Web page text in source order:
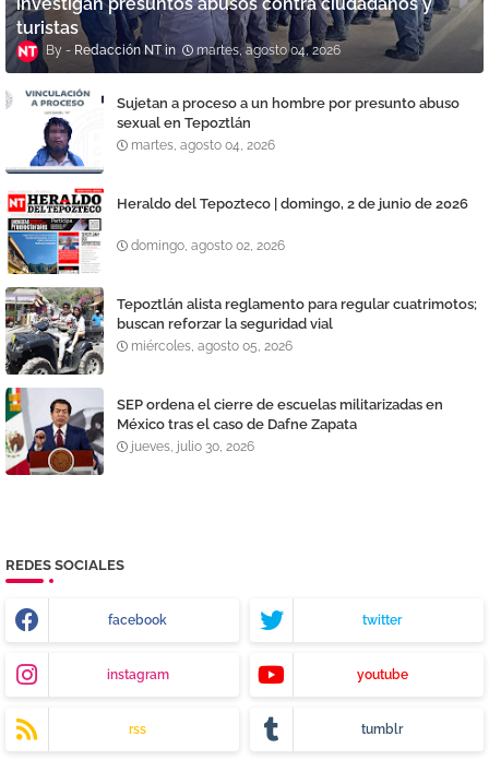
turistas
Redacción NT martes, agosto 04, 2026
Sujetan a proceso a un hombre por presunto abuso
sexual en Tepoztlán
martes, agosto 04, 2026
Heraldo del Tepozteco | domingo, 2 de junio de 2026
domingo, agosto 02, 2026
Tepoztlán alista reglamento para regular cuatrimotos;
buscan reforzar la seguridad vial
miércoles, agosto 05, 2026
SEP ordena el cierre de escuelas militarizadas en
México tras el caso de Dafne Zapata
jueves, julio 30, 2026
REDES SOCIALES
facebook twitter
instagram youtube
rss tumblr